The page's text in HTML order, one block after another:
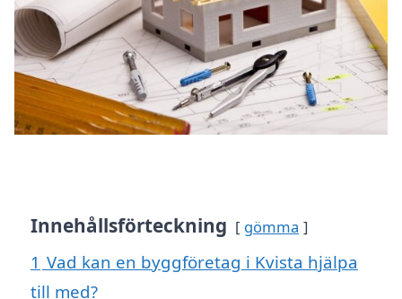
Innehållsförteckning gömma
1 Vad kan en byggföretag i Kvista hjälpa
till med?